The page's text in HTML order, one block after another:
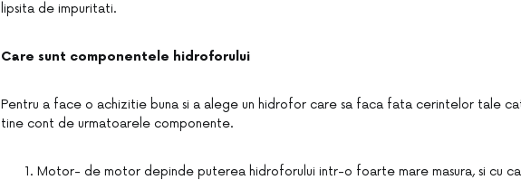
lipsita de impuritati.
Care sunt componentele hidroforului
Pentru a face o achizitie buna si a alege un hidrofor care sa faca fata cerintelor tale
tine cont de urmatoarele componente.
Motor- de motor depinde puterea hidroforului intr-o foarte mare masura, si cu